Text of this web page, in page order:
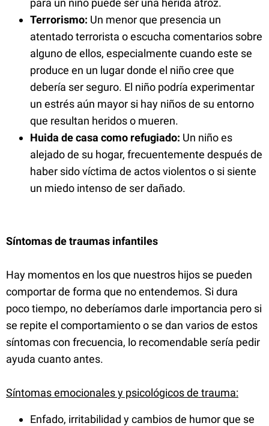
para un niño puede ser una herida atroz.
Terrorismo: Un menor que presencia un
atentado terrorista o escucha comentarios sobre
alguno de ellos, especialmente cuando este se
produce en un lugar donde el niño cree que
debería ser seguro. El niño podría experimentar
un estrés aún mayor si hay niños de su entorno
que resultan heridos o mueren.
Huida de casa como refugiado: Un niño es
alejado de su hogar, frecuentemente después de
haber sido víctima de actos violentos o si siente
un miedo intenso de ser dañado.
Síntomas de traumas infantiles
Hay momentos en los que nuestros hijos se pueden
comportar de forma que no entendemos. Si dura
poco tiempo, no deberíamos darle importancia pero si
se repite el comportamiento o se dan varios de estos
síntomas con frecuencia, lo recomendable sería pedir
ayuda cuanto antes.
Síntomas emocionales y psicológicos de trauma:
Enfado, irritabilidad y cambios de humor que se